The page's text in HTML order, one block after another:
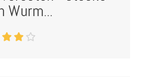
Wurm...